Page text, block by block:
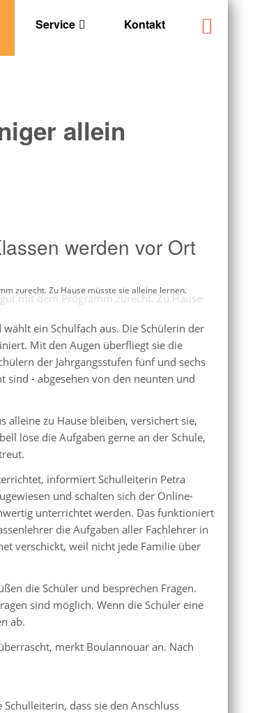
Service Kontakt
allein
werden vor Ort
zurecht. Zu Hause müsste sie alleine lernen.
ein Schulfach aus. Die Schülerin der
Mit den Augen überfliegt sie die
der Jahrgangsstufen fünf und sechs
sind - abgesehen von den neunten und
alleine zu Hause bleiben, versichert sie,
löse die Aufgaben gerne an der Schule,
informiert Schulleiterin Petra
und schalten sich der Online-
unterrichtet werden. Das funktioniert
die Aufgaben aller Fachlehrer in
verschickt, weil nicht jede Familie über
die Schüler und besprechen Fragen.
sind möglich. Wenn die Schüler eine
ab.
merkt Boulannouar an. Nach
dass sie den Anschluss